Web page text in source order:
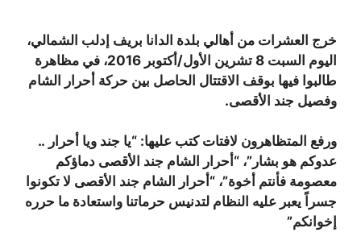
خرج العشرات من أهالي بلدة الدانا بريف إدلب الشمالي،
اليوم السبت 8 تشرين الأول/أكتوبر 2016، في مظاهرة
طالبوا فيها بوقف الاقتتال الحاصل بين حركة أحرار الشام
وفصيل جند الأقصى.
ورفع المتظاهرون لافتات كتب عليها: “يا جند ويا أحرار ..
عدوكم هو بشار”، “أحرار الشام جند الأقصى دماؤكم
معصومة فأنتم أخوة”، “أحرار الشام جند الأقصى لا تكونوا
جسراً يعبر عليه النظام لتدنيس حرماتنا واستعادة ما حرره
إخوانكم”